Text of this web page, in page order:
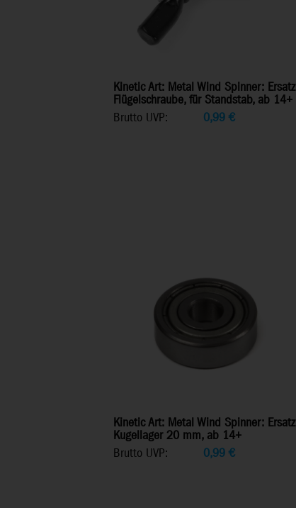
Kinetic Art: Metal Wind Spinner: Ersatz
Flügelschraube, für Standstab, ab 14+
Brutto UVP:
0,99 €
Kinetic Art: Metal Wind Spinner: Ersatz
Kugellager 20 mm, ab 14+
Brutto UVP:
0,99 €